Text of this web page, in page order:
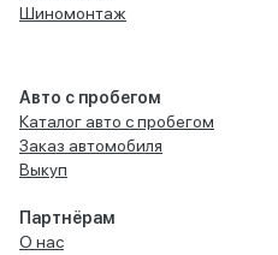
Шиномонтаж
Авто с пробегом
Каталог авто с пробегом
Заказ автомобиля
Выкуп
Партнёрам
О нас